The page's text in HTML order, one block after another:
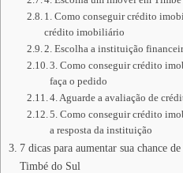
1. Como conseguir crédito
crédito imobiliário
2. Escolha a instituição
3. Como conseguir crédito
faça o pedido
4. Aguarde a avaliação de
5. Como conseguir crédito
a resposta da instituição
7 dicas para aumentar sua chance
Timbé do Sul